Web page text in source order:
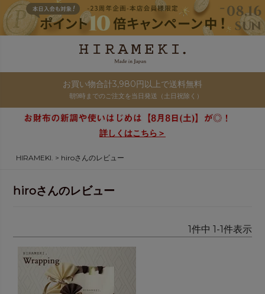
お買い物合計3,980円以上で送料無料
朝9時までのご注文を当日発送（土日祝除く）
詳しくはこちら＞
HIRAMEKI. hiroさんのレビュー
hiroさんのレビュー
1件中 1 -1件表示